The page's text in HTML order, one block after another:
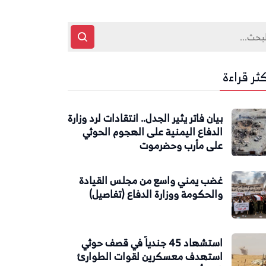
قراءة
بيان فاتر يثير الجدل.. انتقادات لرد وزارة
الدفاع اليمنية على الهجوم الحوثي
على مأرب وحضرموت
غضب يمني واسع من مجلس القيادة
والحكومة ووزارة الدفاع (تفاصيل)
استشهاد 45 جندياً في قصف حوثي
استهدف معسكرين لقوات الطوارئ